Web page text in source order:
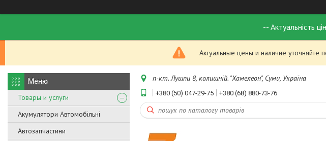
-- Актуальність
Актуальные цены и наличие
Товары и услуги
Акумулятори Автомобільні
Автозапчастини
п-кт. Лушпи 8, колишній. "Хамелеон", Суми, Україна
+380 (50) 047-29-75 +380 (68) 880-73-76